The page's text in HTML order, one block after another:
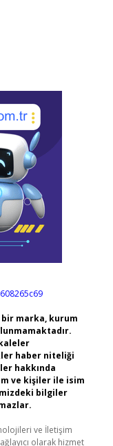
marka, kurum
haber niteliği
hakkında
ve kişiler ile isim
bilgiler
ve İletişim
olarak hizmet